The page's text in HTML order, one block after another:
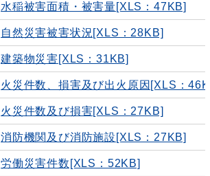
水稲被害面積・被害量[XLS：47KB]
自然災害被害状況[XLS：28KB]
建築物災害[XLS：31KB]
火災件数、損害及び出火原因[XLS：
火災件数及び損害[XLS：27KB]
消防機関及び消防施設[XLS：27KB]
労働災害件数[XLS：52KB]